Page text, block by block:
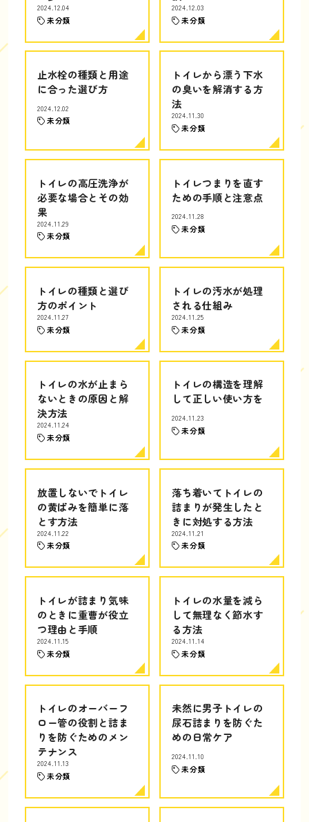
2024.12.04
未分類
2024.12.03
未分類
止水栓の種類と用途
に合った選び方
2024.12.02
未分類
トイレから漂う下水
の臭いを解消する方
法
2024.11.30
未分類
トイレの高圧洗浄が
必要な場合とその効
果
2024.11.29
未分類
トイレつまりを直す
ための手順と注意点
2024.11.28
未分類
トイレの種類と選び
方のポイント
2024.11.27
未分類
トイレの汚水が処理
される仕組み
2024.11.25
未分類
トイレの水が止まら
ないときの原因と解
決方法
2024.11.24
未分類
トイレの構造を理解
して正しい使い方を
2024.11.23
未分類
放置しないでトイレ
の黄ばみを簡単に落
とす方法
2024.11.22
未分類
落ち着いてトイレの
詰まりが発生したと
きに対処する方法
2024.11.21
未分類
トイレが詰まり気味
のときに重曹が役立
つ理由と手順
2024.11.15
未分類
トイレの水量を減ら
して無理なく節水す
る方法
2024.11.14
未分類
トイレのオーバーフ
ロー管の役割と詰ま
りを防ぐためのメン
テナンス
2024.11.13
未分類
未然に男子トイレの
尿石詰まりを防ぐた
めの日常ケア
2024.11.10
未分類